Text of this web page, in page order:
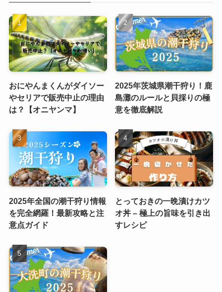
おにやんまくんがダイソー
やセリアで販売中止の理由
は？【オニヤンマ】
2025年茨城県潮干狩り！鹿
島灘のルールと貝採りの極
意を徹底解説
2025年全国の潮干狩り情報
を完全網羅！最新攻略と注
意点ガイド
とっておきの一晩漬けカツ
オ丼 – 極上の旨味を引き出
すレシピ